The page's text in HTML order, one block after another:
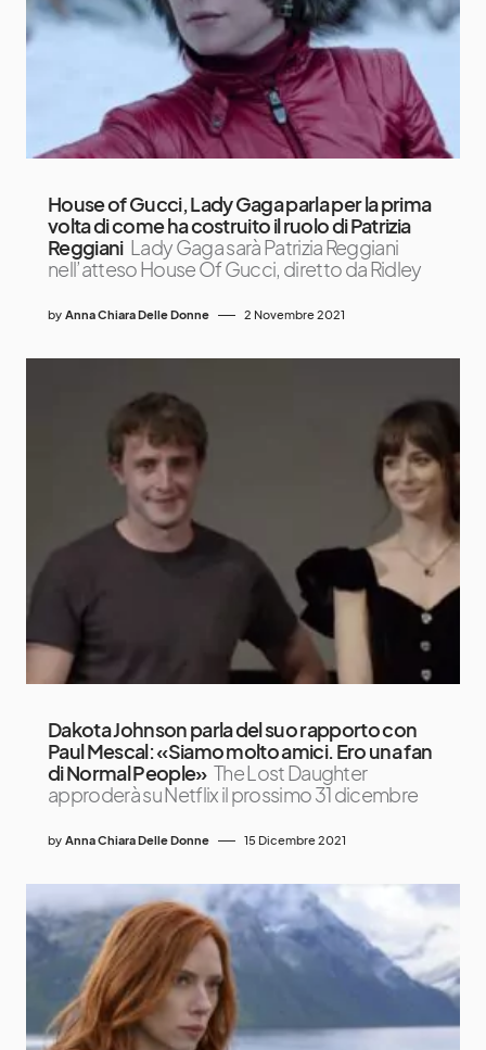
House of Gucci, Lady Gaga parla per la prima
volta di come ha costruito il ruolo di Patrizia
Reggiani Lady Gaga sarà Patrizia Reggiani
nell’atteso House Of Gucci, diretto da Ridley
by Anna Chiara Delle Donne 2 Novembre 2021
Dakota Johnson parla del suo rapporto con
Paul Mescal: «Siamo molto amici. Ero una fan
di Normal People» The Lost Daughter
approderà su Netflix il prossimo 31 dicembre
by Anna Chiara Delle Donne 15 Dicembre 2021